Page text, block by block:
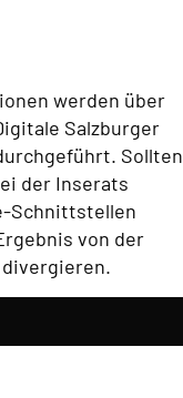
werden über
Salzburger
Sollten
der Inserats
Schnittstellen
von der